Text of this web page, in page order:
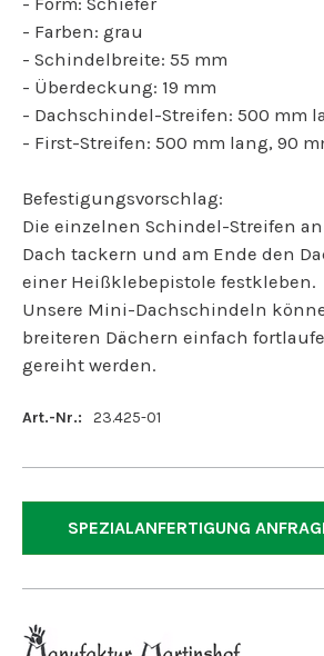
- Farben: grau
- Schindelbreite: 55 mm
- Überdeckung: 19 mm
- Dachschindel-Streifen: 500 mm
- First-Streifen: 500 mm lang, 90
Befestigungsvorschlag:
Die einzelnen Schindel-Streifen
Dach tackern und am Ende den
einer Heißklebepistole festkleben.
Unsere Mini-Dachschindeln
breiteren Dächern einfach
gereiht werden.
Art.-Nr.: 23.425-01
SPEZIALANFERTIGUNG